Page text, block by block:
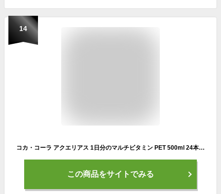
14
コカ・コーラ アクエリアス 1日分のマルチビタミン PET 500ml 24本入×1ケース【組合せ対象商品】
この商品をサイトでみる